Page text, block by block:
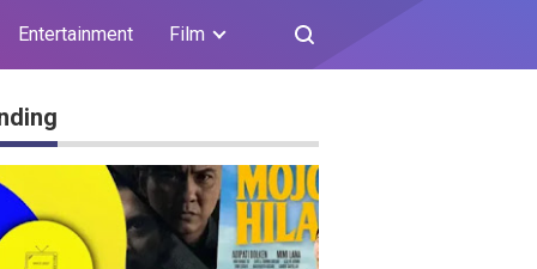
Entertainment Film